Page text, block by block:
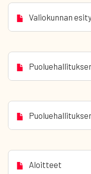
Valiokunnan
Aloitteet